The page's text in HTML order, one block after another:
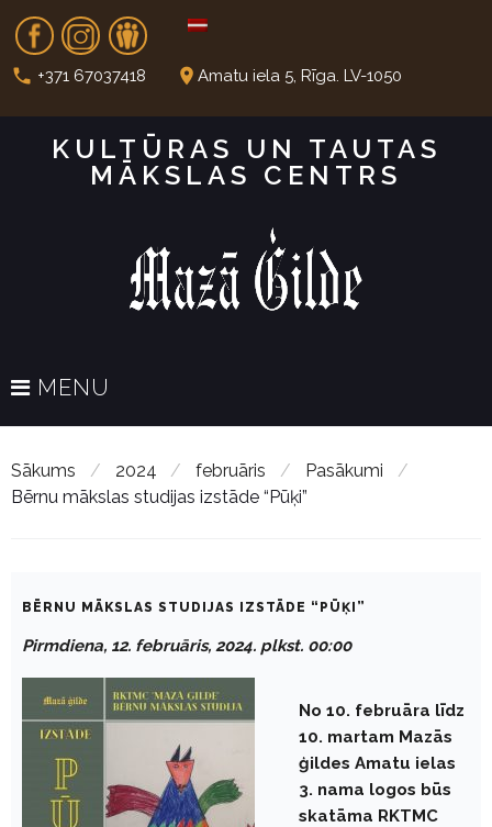
t
Fb In Dr
call +371 67037418 place Amatu iela 5, Rīga. LV-1050
KULTŪRAS UN TAUTAS
MĀKSLAS CENTRS
MENU
Sākums / 2024 / februāris / Pasākumi
/
Bērnu mākslas studijas izstāde “Pūķi”
BĒRNU MĀKSLAS STUDIJAS IZSTĀDE “PŪĶI”
Pirmdiena, 12. februāris, 2024. plkst. 00:00
No 10. februāra līdz
10. martam Mazās
ģildes Amatu ielas
3. nama logos būs
skatāma RKTMC